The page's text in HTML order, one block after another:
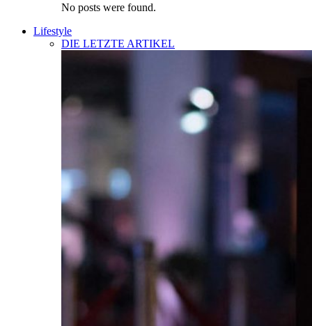
No posts were found.
Lifestyle
DIE LETZTE ARTIKEL